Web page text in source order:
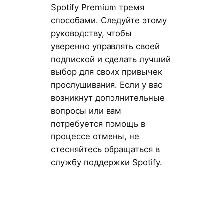
Spotify Premium тремя
способами. Следуйте этому
руководству, чтобы
уверенно управлять своей
подпиской и сделать лучший
выбор для своих привычек
прослушивания. Если у вас
возникнут дополнительные
вопросы или вам
потребуется помощь в
процессе отмены, не
стесняйтесь обращаться в
службу поддержки Spotify.